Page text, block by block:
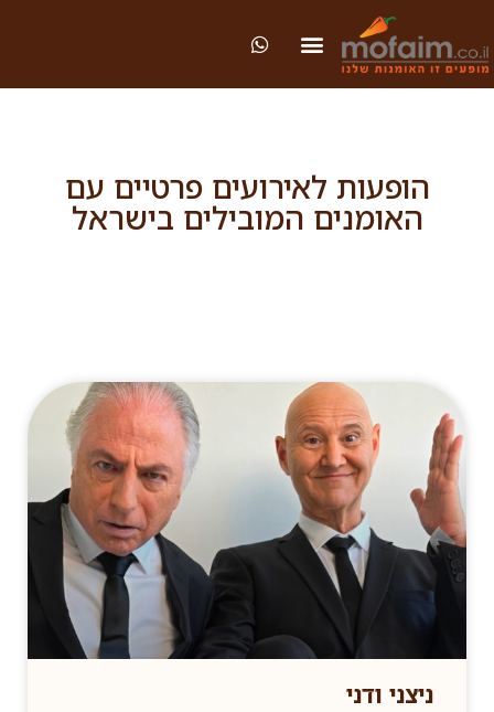
הופעות לאירועים פרטיים עם
האומנים המובילים בישראל
ניצני ודני